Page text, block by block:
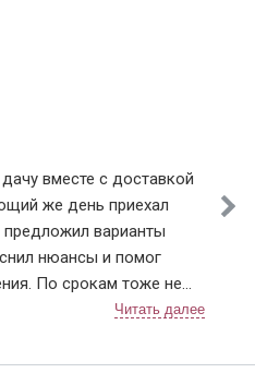
вместе с доставкой
же день приехал
варианты
нюансы и помог
По срокам тоже не
время и достаточно
👍. В